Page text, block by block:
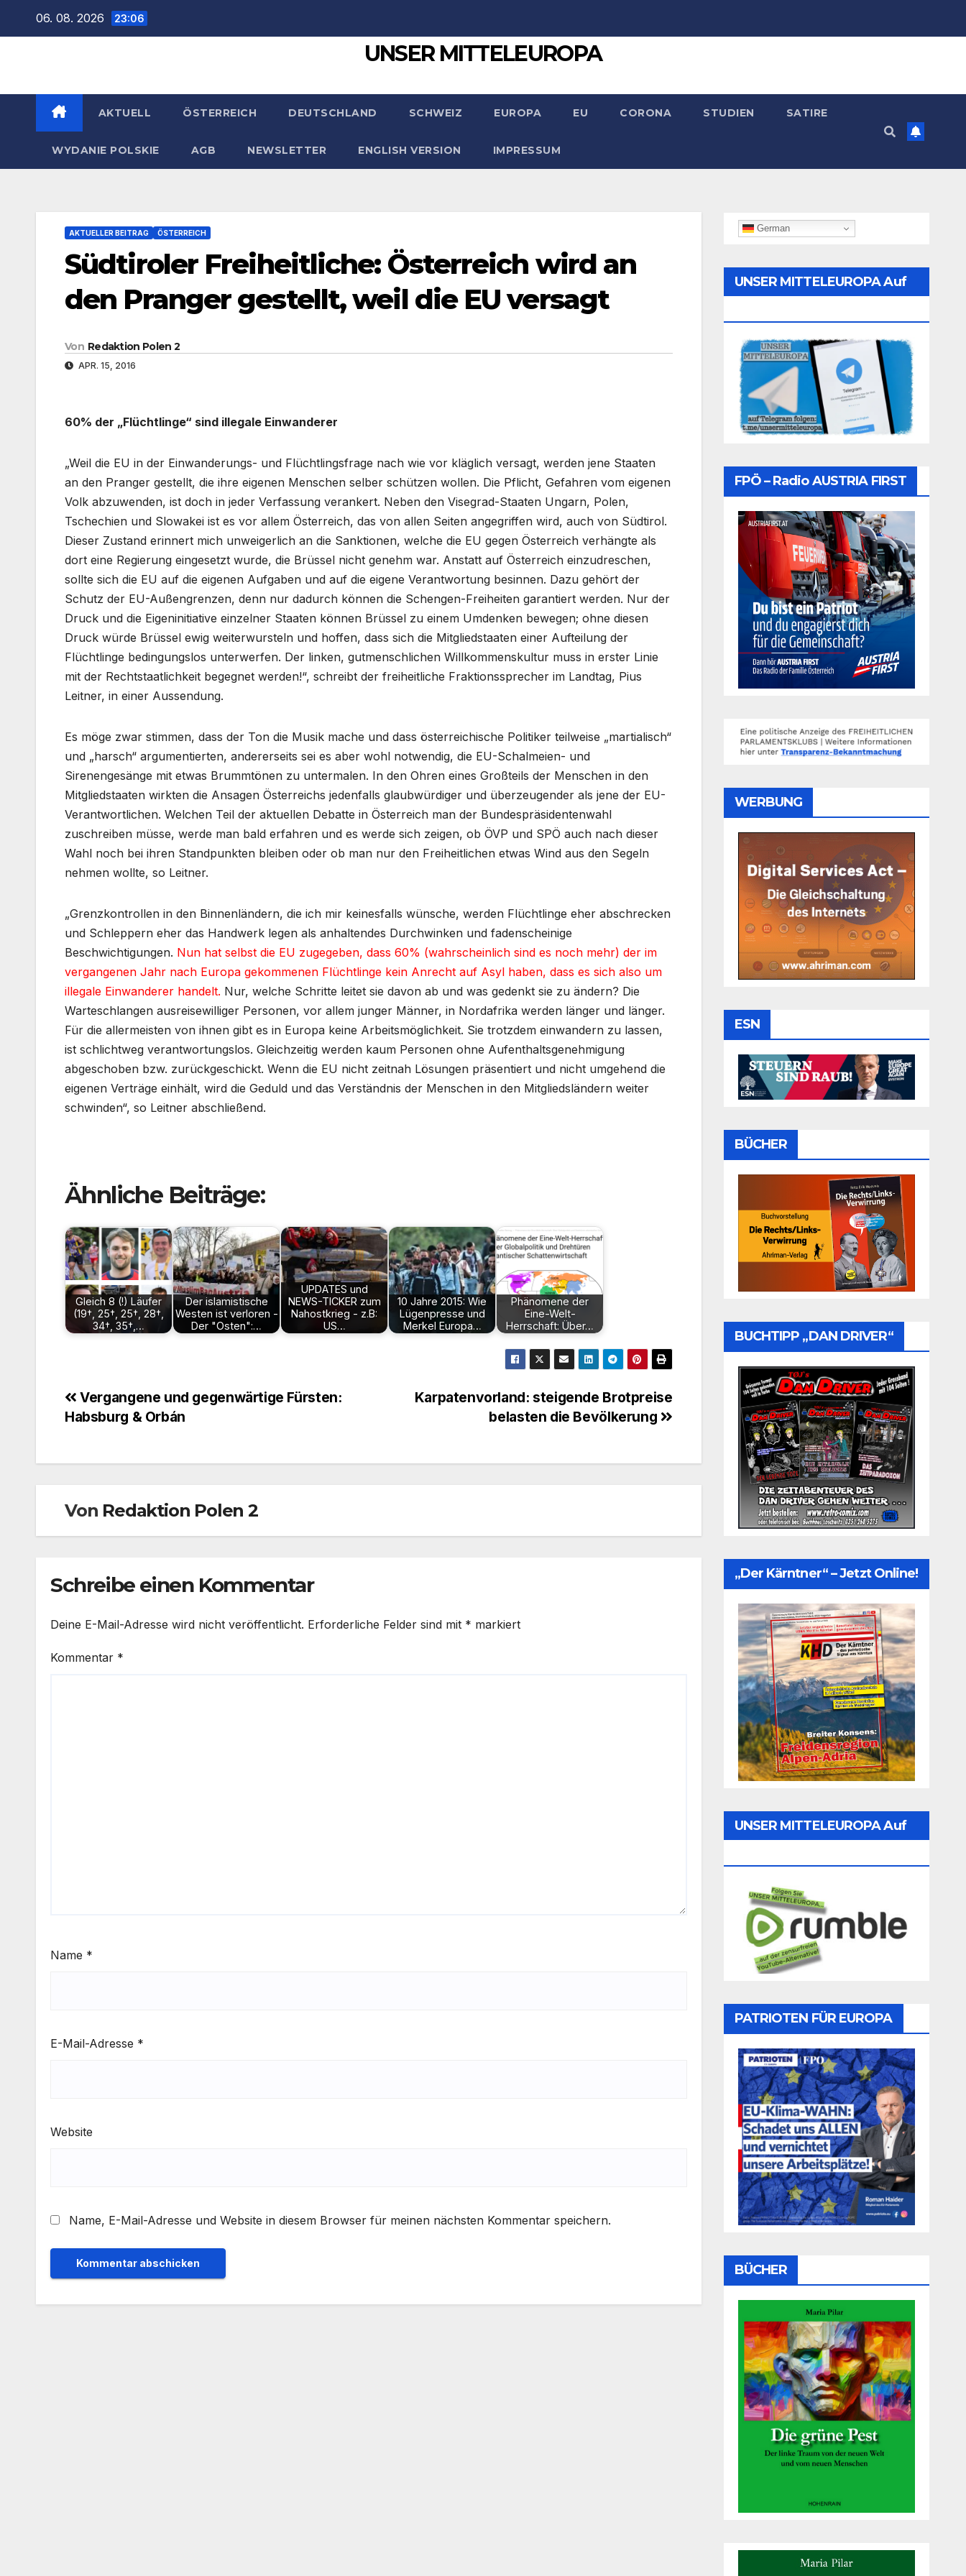
06. 08. 2026 23:06
UNSER MITTELEUROPA
AKTUELL ÖSTERREICH DEUTSCHLAND SCHWEIZ EUROPA EU CORONA STUDIEN SATIRE
WYDANIE POLSKIE AGB NEWSLETTER ENGLISH VERSION IMPRESSUM
AKTUELLER BEITRAG ÖSTERREICH
Südtiroler Freiheitliche: Österreich wird an
den Pranger gestellt, weil die EU versagt
Von Redaktion Polen 2
APR. 15, 2016
60% der „Flüchtlinge“ sind illegale Einwanderer
„Weil die EU in der Einwanderungs- und Flüchtlingsfrage nach wie vor kläglich versagt, werden jene Staaten
an den Pranger gestellt, die ihre eigenen Menschen selber schützen wollen. Die Pflicht, Gefahren vom eigenen
Volk abzuwenden, ist doch in jeder Verfassung verankert. Neben den Visegrad-Staaten Ungarn, Polen,
Tschechien und Slowakei ist es vor allem Österreich, das von allen Seiten angegriffen wird, auch von Südtirol.
Dieser Zustand erinnert mich unweigerlich an die Sanktionen, welche die EU gegen Österreich verhängte als
dort eine Regierung eingesetzt wurde, die Brüssel nicht genehm war. Anstatt auf Österreich einzudreschen,
sollte sich die EU auf die eigenen Aufgaben und auf die eigene Verantwortung besinnen. Dazu gehört der
Schutz der EU-Außengrenzen, denn nur dadurch können die Schengen-Freiheiten garantiert werden. Nur der
Druck und die Eigeninitiative einzelner Staaten können Brüssel zu einem Umdenken bewegen; ohne diesen
Druck würde Brüssel ewig weiterwursteln und hoffen, dass sich die Mitgliedstaaten einer Aufteilung der
Flüchtlinge bedingungslos unterwerfen. Der linken, gutmenschlichen Willkommenskultur muss in erster Linie
mit der Rechtstaatlichkeit begegnet werden!“, schreibt der freiheitliche Fraktionssprecher im Landtag, Pius
Leitner, in einer Aussendung.
Es möge zwar stimmen, dass der Ton die Musik mache und dass österreichische Politiker teilweise „martialisch“
und „harsch“ argumentierten, andererseits sei es aber wohl notwendig, die EU-Schalmeien- und
Sirenengesänge mit etwas Brummtönen zu untermalen. In den Ohren eines Großteils der Menschen in den
Mitgliedstaaten wirkten die Ansagen Österreichs jedenfalls glaubwürdiger und überzeugender als jene der EU-
Verantwortlichen. Welchen Teil der aktuellen Debatte in Österreich man der Bundespräsidentenwahl
zuschreiben müsse, werde man bald erfahren und es werde sich zeigen, ob ÖVP und SPÖ auch nach dieser
Wahl noch bei ihren Standpunkten bleiben oder ob man nur den Freiheitlichen etwas Wind aus den Segeln
nehmen wollte, so Leitner.
„Grenzkontrollen in den Binnenländern, die ich mir keinesfalls wünsche, werden Flüchtlinge eher abschrecken
und Schleppern eher das Handwerk legen als anhaltendes Durchwinken und fadenscheinige
Beschwichtigungen. Nun hat selbst die EU zugegeben, dass 60% (wahrscheinlich sind es noch mehr) der im
vergangenen Jahr nach Europa gekommenen Flüchtlinge kein Anrecht auf Asyl haben, dass es sich also um
illegale Einwanderer handelt. Nur, welche Schritte leitet sie davon ab und was gedenkt sie zu ändern? Die
Warteschlangen ausreisewilliger Personen, vor allem junger Männer, in Nordafrika werden länger und länger.
Für die allermeisten von ihnen gibt es in Europa keine Arbeitsmöglichkeit. Sie trotzdem einwandern zu lassen,
ist schlichtweg verantwortungslos. Gleichzeitig werden kaum Personen ohne Aufenthaltsgenehmigung
abgeschoben bzw. zurückgeschickt. Wenn die EU nicht zeitnah Lösungen präsentiert und nicht umgehend die
eigenen Verträge einhält, wird die Geduld und das Verständnis der Menschen in den Mitgliedsländern weiter
schwinden“, so Leitner abschließend.
Ähnliche Beiträge:
Gleich 8 (!) Läufer
(19†, 25†, 25†, 28†,
34†, 35†,…
Der islamistische
Westen ist verloren -
Der "Osten":…
UPDATES und
NEWS-TICKER zum
Nahostkrieg - z.B:
US…
10 Jahre 2015: Wie
Lügenpresse und
Merkel Europa…
Phänomene der
Eine-Welt-
Herrschaft: Über…
Beitragsnavigation
Karpatenvorland: steigende Brotpreise
belasten die Bevölkerung
Vergangene und gegenwärtige Fürsten:
Habsburg & Orbán
Von Redaktion Polen 2
Schreibe einen Kommentar
Deine E-Mail-Adresse wird nicht veröffentlicht. Erforderliche Felder sind mit * markiert
Kommentar *
Name *
E-Mail-Adresse *
Website
Name, E-Mail-Adresse und Website in diesem Browser für meinen nächsten Kommentar speichern.
German
UNSER MITTELEUROPA Auf
FPÖ – Radio AUSTRIA FIRST
WERBUNG
ESN
BÜCHER
BUCHTIPP „DAN DRIVER“
„Der Kärntner“ – Jetzt Online!
UNSER MITTELEUROPA Auf
PATRIOTEN FÜR EUROPA
BÜCHER